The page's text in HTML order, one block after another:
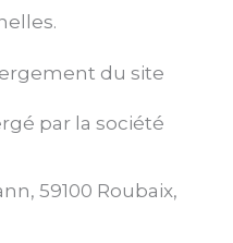
du site
par la société
59100 Roubaix,